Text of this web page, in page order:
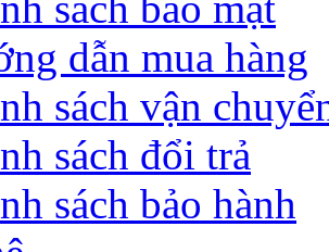
dẫn mua hàng
sách vận
sách đổi trả
sách bảo hành